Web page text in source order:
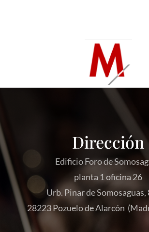
Dirección
Edificio Foro de
planta 1 oficina 26
Urb. Pinar de Somosaguas,
28223 Pozuelo de Alarcón